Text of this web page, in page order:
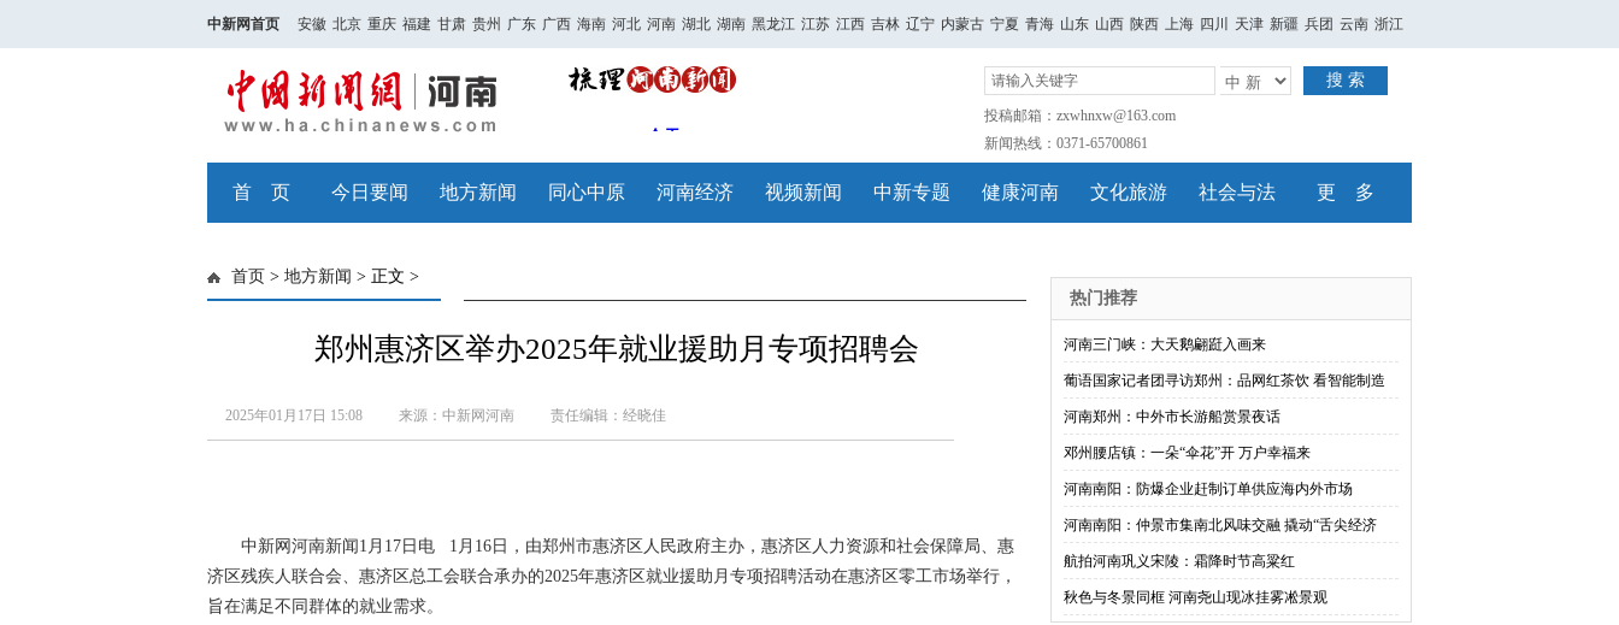
中新网首页 安徽 北京 重庆 福建 甘肃 贵州 广东 广西 海南 河北 河南 湖北 湖南 黑龙江 江苏 江西 吉林 辽宁 内蒙古 宁夏 青海 山东 山西 陕西 上海 四川 天津 新疆 兵团 云南 浙江
搜 索
投稿邮箱：zxwhnxw@163.com
新闻热线：0371-65700861
首 页 今日要闻 地方新闻 同心中原 河南经济 视频新闻 中新专题 健康河南 文化旅游 社会与法 更 多
首页 > 地方新闻 > 正文 >
郑州惠济区举办2025年就业援助月专项招聘会
2025年01月17日 15:08 来源：中新网河南 责任编辑：经晓佳
中新网河南新闻1月17日电 1月16日，由郑州市惠济区人民政府主办，惠济区人力资源和社会保障局、惠
济区残疾人联合会、惠济区总工会联合承办的2025年惠济区就业援助月专项招聘活动在惠济区零工市场举行，
旨在满足不同群体的就业需求。
热门推荐
河南三门峡：大天鹅翩跹入画来
葡语国家记者团寻访郑州：品网红茶饮 看智能制造
河南郑州：中外市长游船赏景夜话
邓州腰店镇：一朵“伞花”开 万户幸福来
河南南阳：防爆企业赶制订单供应海内外市场
河南南阳：仲景市集南北风味交融 撬动“舌尖经济
航拍河南巩义宋陵：霜降时节高粱红
秋色与冬景同框 河南尧山现冰挂雾凇景观